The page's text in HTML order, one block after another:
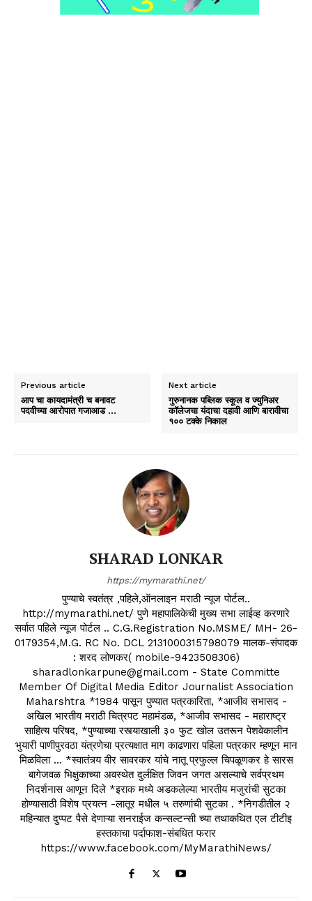
Previous article
आप चा कायदामंत्री च बनावट
पदवीच्या आरोपात गजाआड …
Next article
गुरुनानक पब्लिक स्कूल व ज्युनिअर
कॉलेजचा यंदाचा दहावी आणि बारावीचा
१०० टक्के निकाल
SHARAD LONKAR
https://mymarathi.net/
पुण्याचे स्वतंत्र ,पहिले,ऑनलाइन मराठी न्यूज पोर्टल..
http://mymarathi.net/ पुणे महापालिकेची मुख्य सभा लाईव्ह करणारे
सर्वात पहिले न्यूज पोर्टल .. C.G.Registration No.MSME/ MH- 26-
0179354,M.G. RC No. DCL 2131000315798079 मालक-संपादक
: शरद लोणकर( mobile-9423508306)
sharadlonkarpune@gmail.com - State Committe
Member Of Digital Media Editor Journalist Association
Maharshtra *1984 पासून पुण्यात पत्रकारिता, *आजीव सभासद -
अखिल भारतीय मराठी चित्रपट महामंडळ, *आजीव सभासद - महाराष्ट्र
साहित्य परिषद, *पुण्याच्या रस्त्याखाली ३० फुट खोल उतरून पेशवेकालीन
भुयारी पाणीपुरवठा यंत्रणेचा प्रत्यक्षात माग काढणारा पहिला पत्रकार म्हणून मान
मिळविला ... *स्वातंत्र्य वीर सावरकर यांचे नातू प्रफुल्ल चिपळूणकर हे सारस
बागेजवळ भिक्षुकाच्या अवस्थेत दुर्लक्षित जिवन जगत असल्याचे सर्वप्रथम
निदर्शनास आणून दिले *इराक मध्ये अडकलेल्या भारतीय मजुरांची सुटका
होण्यासाठी विशेष प्रयत्न -लातूर मधील ५ तरुणांची सुटका . *निगडीतील २
महिन्यात दुप्पट पैसे देणाऱ्या सनराईज कन्सल्टन्सी च्या तथाकथित एल टीटीइ
हस्तकाचा पर्दाफाश-संबधित फरार
https://www.facebook.com/MyMarathiNews/